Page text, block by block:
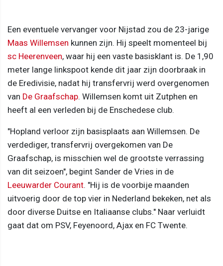
Een eventuele vervanger voor Nijstad zou de 23-jarige
Maas Willemsen kunnen zijn. Hij speelt momenteel bij
sc Heerenveen, waar hij een vaste basisklant is. De 1,90
meter lange linkspoot kende dit jaar zijn doorbraak in
de Eredivisie, nadat hij transfervrij werd overgenomen
van De Graafschap. Willemsen komt uit Zutphen en
heeft al een verleden bij de Enschedese club.
"Hopland verloor zijn basisplaats aan Willemsen. De
verdediger, transfervrij overgekomen van De
Graafschap, is misschien wel de grootste verrassing
van dit seizoen", begint Sander de Vries in de
Leeuwarder Courant. "Hij is de voorbije maanden
uitvoerig door de top vier in Nederland bekeken, net als
door diverse Duitse en Italiaanse clubs." Naar verluidt
gaat dat om PSV, Feyenoord, Ajax en FC Twente.